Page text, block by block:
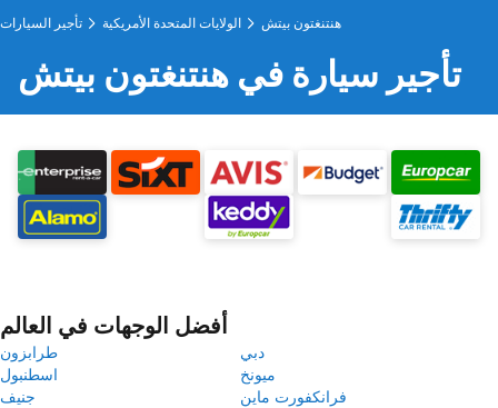
تأجير السيارات الولايات المتحدة الأمريكية هنتنغتون بيتش
تأجير سيارة في هنتنغتون بيتش
أفضل الوجهات في العالم
طرابزون
دبي
اسطنبول
ميونخ
جنيف
فرانكفورت ماين